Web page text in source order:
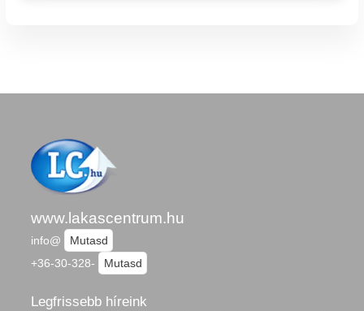
www.lakascentrum.hu
info@
Mutasd
+36-30-328-
Mutasd
Legfrissebb híreink